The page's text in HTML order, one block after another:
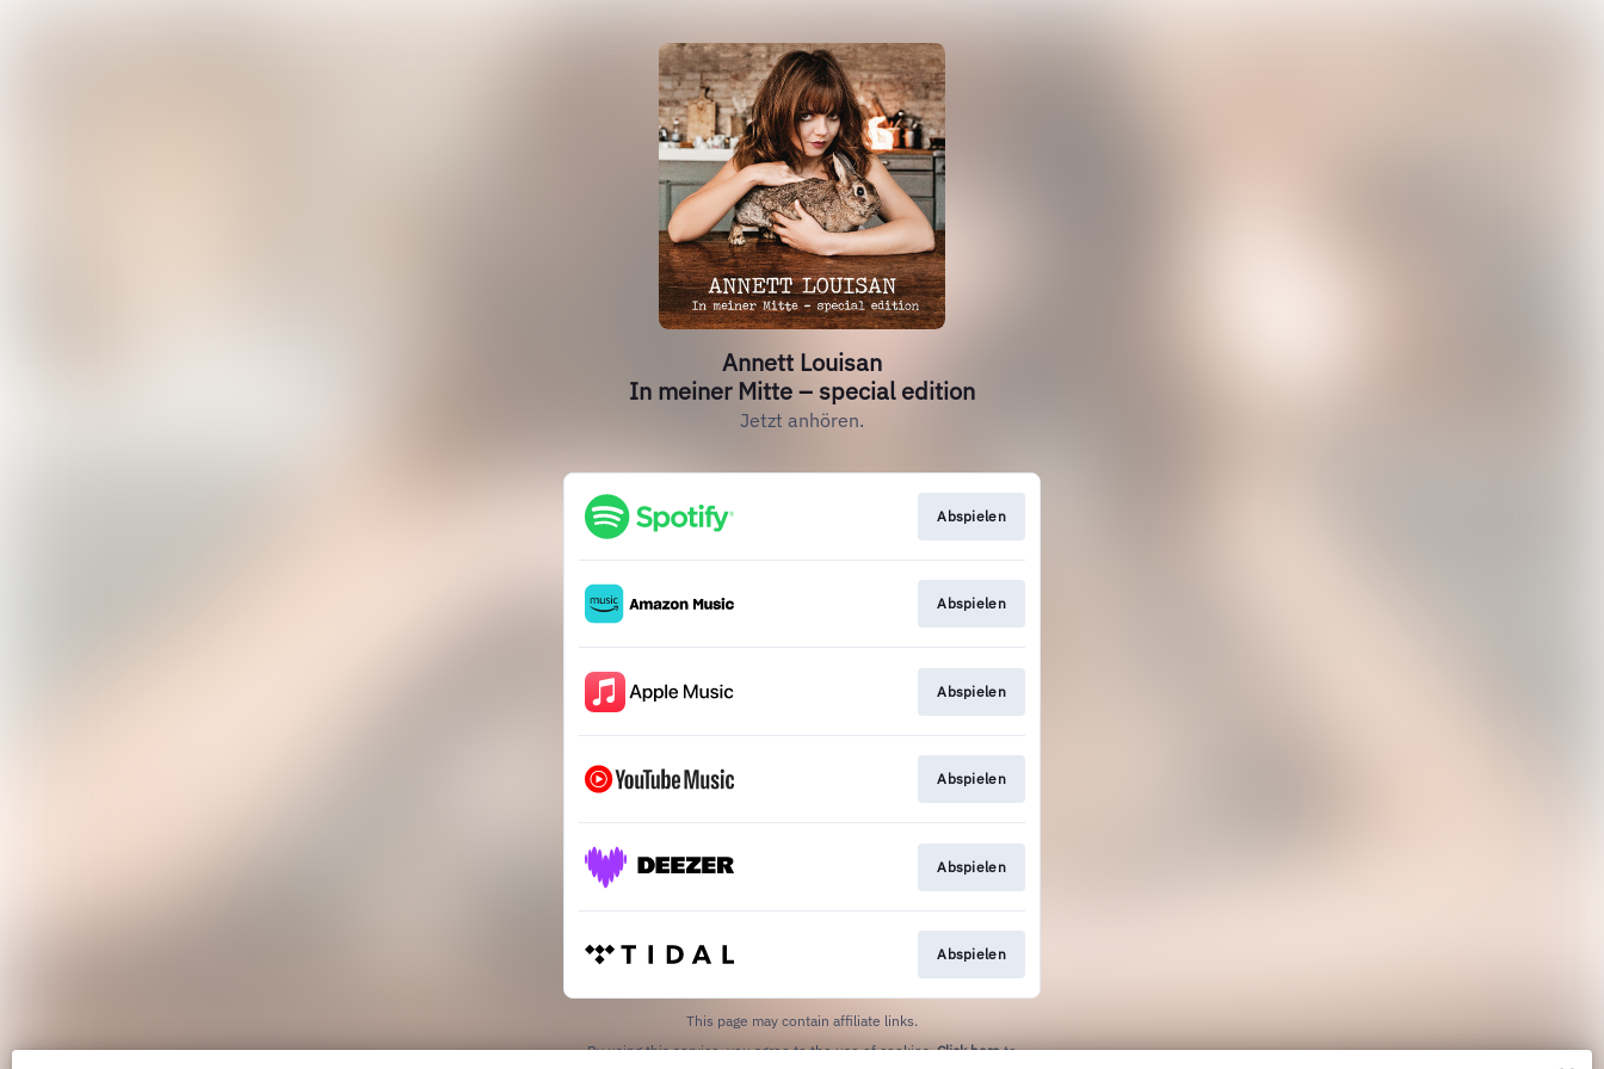
Annett Louisan
In meiner Mitte – special edition
Jetzt anhören.
Abspielen
Abspielen
Abspielen
Abspielen
Abspielen
Abspielen
This page may contain affiliate links.
By using this service, you agree to the use of cookies.Click hereto